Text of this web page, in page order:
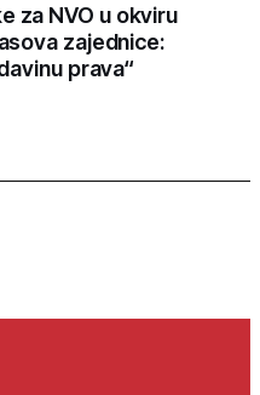
za NVO u okviru
zajednice:
prava“